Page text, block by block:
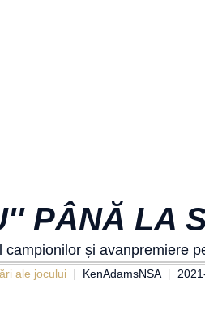
PÂNĂ LA
campionilor și avanpremiere
ale jocului KenAdamsNSA